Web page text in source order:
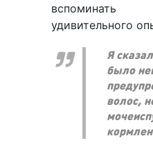
удивительного
Я
было
волос,